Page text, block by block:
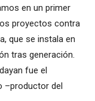
en un primer
proyectos contra
que se instala en
tras generación.
fue el
–productor del